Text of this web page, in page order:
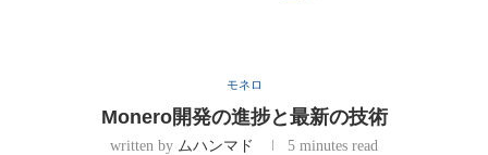
モネロ
Monero開発の進捗と最新の技術
written by ムハンマド 5 minutes read